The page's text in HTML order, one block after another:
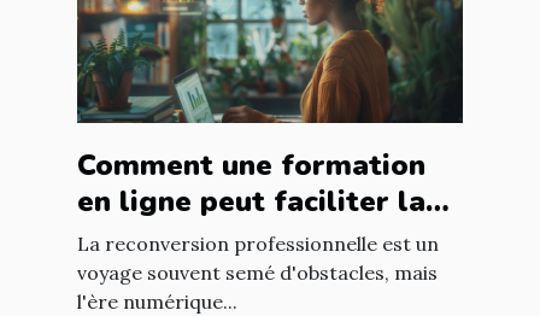
Comment une formation
en ligne peut faciliter la
reconversion en analyste
de données
La reconversion professionnelle est un
voyage souvent semé d'obstacles, mais
l'ère numérique...